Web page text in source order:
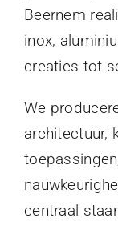
Beernem
inox,
creaties tot
We
architectuur,
centraal